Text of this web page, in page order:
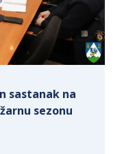
sastanak na
sezonu